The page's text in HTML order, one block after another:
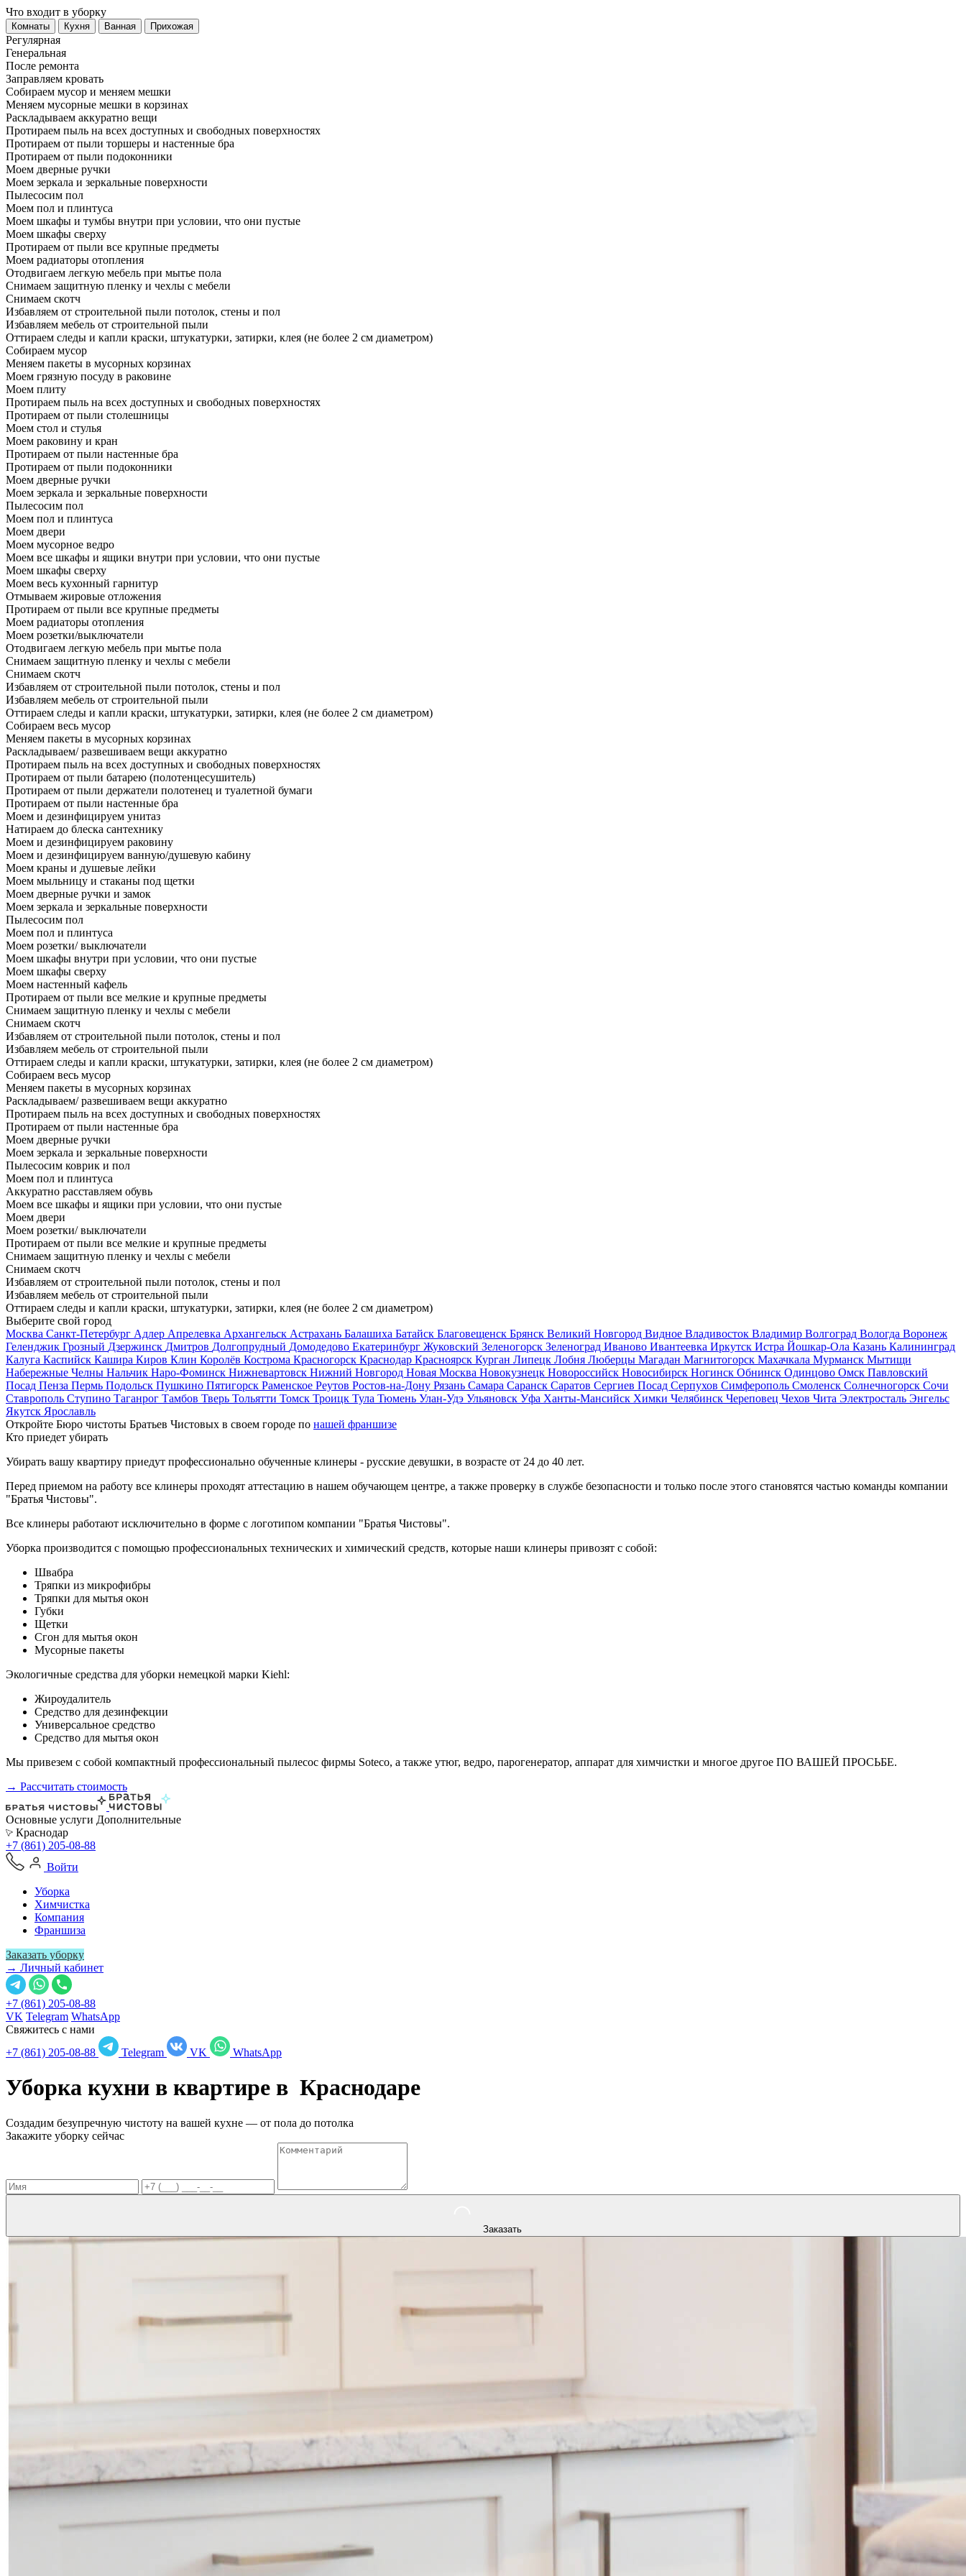
Что входит в уборку
Регу­лярная
Гене­ральная
После ремонта
Заправляем кровать
Собираем мусор и меняем мешки
Меняем мусорные мешки в корзинах
Раскладываем аккуратно вещи
Протираем пыль на всех доступных и свободных поверхностях
Протираем от пыли торшеры и настенные бра
Протираем от пыли подоконники
Моем дверные ручки
Моем зеркала и зеркальные поверхности
Пылесосим пол
Моем пол и плинтуса
Моем шкафы и тумбы внутри при условии, что они пустые
Моем шкафы сверху
Протираем от пыли все крупные предметы
Моем радиаторы отопления
Отодвигаем легкую мебель при мытье пола
Снимаем защитную пленку и чехлы с мебели
Снимаем скотч
Избавляем от строительной пыли потолок, стены и пол
Избавляем мебель от строительной пыли
Оттираем следы и капли краски, штукатурки, затирки, клея (не более 2 см диаметром)
Собираем мусор
Меняем пакеты в мусорных корзинах
Моем грязную посуду в раковине
Моем плиту
Протираем пыль на всех доступных и свободных поверхностях
Протираем от пыли столешницы
Моем стол и стулья
Моем раковину и кран
Протираем от пыли настенные бра
Протираем от пыли подоконники
Моем дверные ручки
Моем зеркала и зеркальные поверхности
Пылесосим пол
Моем пол и плинтуса
Моем двери
Моем мусорное ведро
Моем все шкафы и ящики внутри при условии, что они пустые
Моем шкафы сверху
Моем весь кухонный гарнитур
Отмываем жировые отложения
Протираем от пыли все крупные предметы
Моем радиаторы отопления
Моем розетки/выключатели
Отодвигаем легкую мебель при мытье пола
Снимаем защитную пленку и чехлы с мебели
Снимаем скотч
Избавляем от строительной пыли потолок, стены и пол
Избавляем мебель от строительной пыли
Оттираем следы и капли краски, штукатурки, затирки, клея (не более 2 см диаметром)
Собираем весь мусор
Меняем пакеты в мусорных корзинах
Раскладываем/ развешиваем вещи аккуратно
Протираем пыль на всех доступных и свободных поверхностях
Протираем от пыли батарею (полотенцесушитель)
Протираем от пыли держатели полотенец и туалетной бумаги
Протираем от пыли настенные бра
Моем и дезинфицируем унитаз
Натираем до блеска сантехнику
Моем и дезинфицируем раковину
Моем и дезинфицируем ванную/душевую кабину
Моем краны и душевые лейки
Моем мыльницу и стаканы под щетки
Моем дверные ручки и замок
Моем зеркала и зеркальные поверхности
Пылесосим пол
Моем пол и плинтуса
Моем розетки/ выключатели
Моем шкафы внутри при условии, что они пустые
Моем шкафы сверху
Моем настенный кафель
Протираем от пыли все мелкие и крупные предметы
Снимаем защитную пленку и чехлы с мебели
Снимаем скотч
Избавляем от строительной пыли потолок, стены и пол
Избавляем мебель от строительной пыли
Оттираем следы и капли краски, штукатурки, затирки, клея (не более 2 см диаметром)
Собираем весь мусор
Меняем пакеты в мусорных корзинах
Раскладываем/ развешиваем вещи аккуратно
Протираем пыль на всех доступных и свободных поверхностях
Протираем от пыли настенные бра
Моем дверные ручки
Моем зеркала и зеркальные поверхности
Пылесосим коврик и пол
Моем пол и плинтуса
Аккуратно расставляем обувь
Моем все шкафы и ящики при условии, что они пустые
Моем двери
Моем розетки/ выключатели
Протираем от пыли все мелкие и крупные предметы
Снимаем защитную пленку и чехлы с мебели
Снимаем скотч
Избавляем от строительной пыли потолок, стены и пол
Избавляем мебель от строительной пыли
Оттираем следы и капли краски, штукатурки, затирки, клея (не более 2 см диаметром)
Выберите свой город
Москва Санкт-Петербург Адлер Апрелевка Архангельск Астрахань Балашиха Батайск Благовещенск Брянск Великий Новгород Видное Владивосток Владимир Волгоград Вологда Воронеж
Геленджик Грозный Дзержинск Дмитров Долгопрудный Домодедово Екатеринбург Жуковский Зеленогорск Зеленоград Иваново Ивантеевка Иркутск Истра Йошкар-Ола Казань Калининград
Калуга Каспийск Кашира Киров Клин Королёв Кострома Красногорск Краснодар Красноярск Курган Липецк Лобня Люберцы Магадан Магнитогорск Махачкала Мурманск Мытищи
Набережные Челны Нальчик Наро-Фоминск Нижневартовск Нижний Новгород Новая Москва Новокузнецк Новороссийск Новосибирск Ногинск Обнинск Одинцово Омск Павловский
Посад Пенза Пермь Подольск Пушкино Пятигорск Раменское Реутов Ростов-на-Дону Рязань Самара Саранск Саратов Сергиев Посад Серпухов Симферополь Смоленск Солнечногорск Сочи
Ставрополь Ступино Таганрог Тамбов Тверь Тольятти Томск Троицк Тула Тюмень Улан-Удэ Ульяновск Уфа Ханты-Мансийск Химки Челябинск Череповец Чехов Чита Электросталь Энгельс
Якутск Ярославль
Откройте Бюро чистоты Братьев Чистовых в своем городе по нашей франшизе
Кто приедет убирать
Убирать вашу квартиру приедут профессионально обученные клинеры - русские девушки, в возрасте от 24 до 40 лет.
Перед приемом на работу все клинеры проходят аттестацию в нашем обучающем центре, а также проверку в службе безопасности и только после этого становятся частью команды компании
"Братья Чистовы".
Все клинеры работают исключительно в форме с логотипом компании "Братья Чистовы".
Уборка производится с помощью профессиональных технических и химический средств, которые наши клинеры привозят с собой:
Швабра
Тряпки из микрофибры
Тряпки для мытья окон
Губки
Щетки
Сгон для мытья окон
Мусорные пакеты
Экологичные средства для уборки немецкой марки Kiehl:
Жироудалитель
Средство для дезинфекции
Универсальное средство
Средство для мытья окон
Мы привезем с собой компактный профессиональный пылесос фирмы Soteco, а также утюг, ведро, парогенератор, аппарат для химчистки и многое другое ПО ВАШЕЙ ПРОСЬБЕ.
→ Рассчитать стоимость
Основные услуги Дополнительные
Краснодар
+7 (861) 205-08-88
Войти
Уборка
Химчистка
Компания
Франшиза
Заказать уборку
→ Личный кабинет
+7 (861) 205-08-88
VK Telegram WhatsApp
Свяжитесь с нами
+7 (861) 205-08-88
Telegram VK WhatsApp
Уборка кухни в квартире в Краснодаре
Создадим безупречную чистоту на вашей кухне — от пола до потолка
Закажите уборку сейчас
Заказать